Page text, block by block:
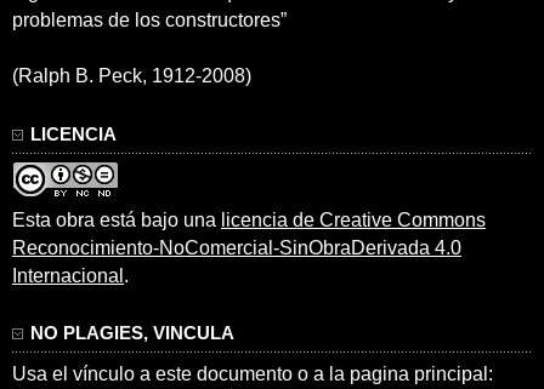
problemas de los constructores”
(Ralph B. Peck, 1912-2008)
LICENCIA
Esta obra está bajo una licencia de Creative Commons
Reconocimiento-NoComercial-SinObraDerivada 4.0
Internacional .
NO PLAGIES, VINCULA
Usa el vínculo a este documento o a la pagina principal: